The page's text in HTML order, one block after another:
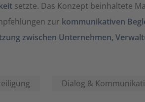
setzte. Das Konzept beinhaltete
zur kommunikativen
zwischen Unternehmen,
Dialog &